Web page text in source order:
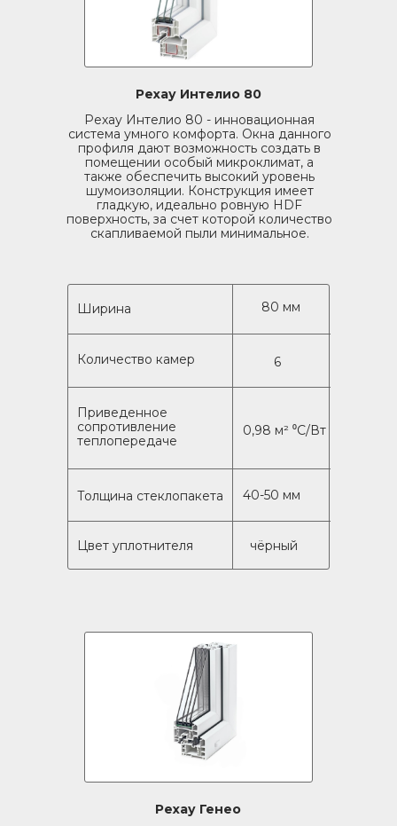
Рехау Интелио 80
Рехау Интелио 80 - инновационная
система умного комфорта. Окна данного
профиля дают возможность создать в
помещении особый микроклимат, а
также обеспечить высокий уровень
шумоизоляции. Конструкция имеет
гладкую, идеально ровную HDF
поверхность, за счет которой количество
скапливаемой пыли минимальное.
Ширина
Количество камер
Приведенное
сопротивление
теплопередаче
Толщина стеклопакета
Цвет уплотнителя
80 мм
6
0,98 м² ⁰C/Вт
40-50 мм
чёрный
Рехау Генео